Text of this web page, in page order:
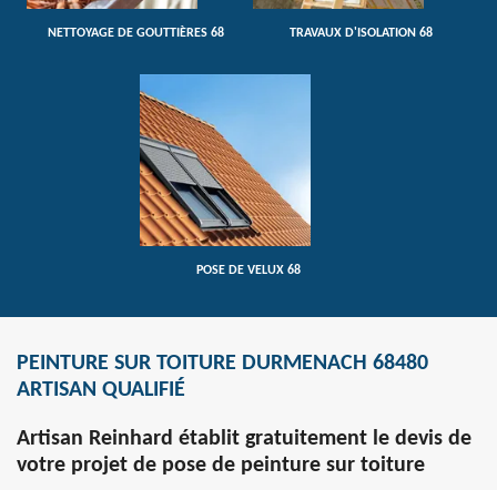
NETTOYAGE DE GOUTTIÈRES 68 TRAVAUX D'ISOLATION 68
POSE DE VELUX 68
PEINTURE SUR TOITURE DURMENACH 68480
ARTISAN QUALIFIÉ
Artisan Reinhard établit gratuitement le devis de
votre projet de pose de peinture sur toiture